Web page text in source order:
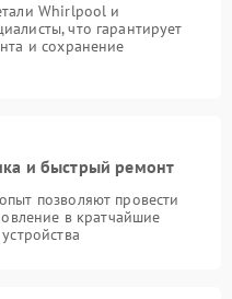
Whirlpool и
что гарантирует
и сохранение
и быстрый ремонт
позволяют провести
в кратчайшие